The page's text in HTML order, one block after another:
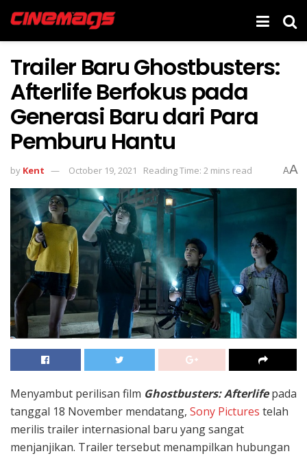
Trailer Baru Ghostbusters:
Afterlife Berfokus pada
Generasi Baru dari Para
Pemburu Hantu
by Kent October 19, 2021 Reading Time: 2 mins read AA
Menyambut perilisan film Ghostbusters: Afterlifepada
tanggal 18 November mendatang, Sony Pictures telah
merilis trailer internasional baru yang sangat
menjanjikan. Trailer tersebut menampilkan hubungan